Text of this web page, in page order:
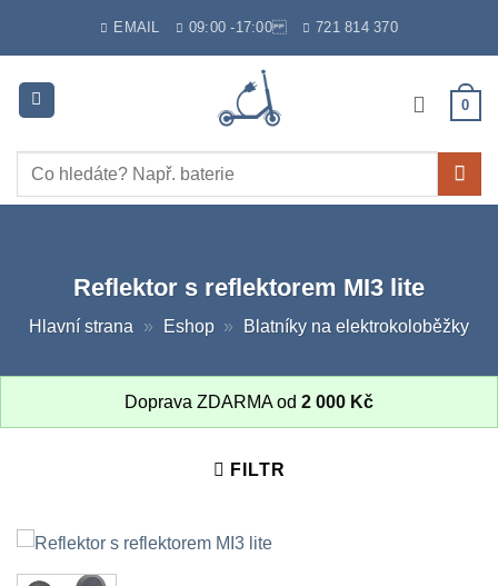
EMAIL 09:00 -17:00 721 814 370
0
Hledat:
Reflektor s reflektorem MI3 lite
Hlavní strana » Eshop » Blatníky na elektrokoloběžky
Doprava ZDARMA od 2 000 Kč
FILTR